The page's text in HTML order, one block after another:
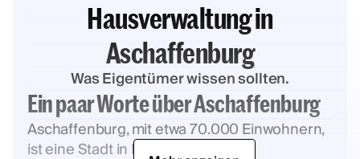
Hausverwaltung in
Aschaffenburg
Was Eigentümer wissen sollten.
Ein paar Worte über Aschaffenburg
Aschaffenburg, mit etwa 70.000 Einwohnern,
ist eine Stadt in Bayern, die für ihre